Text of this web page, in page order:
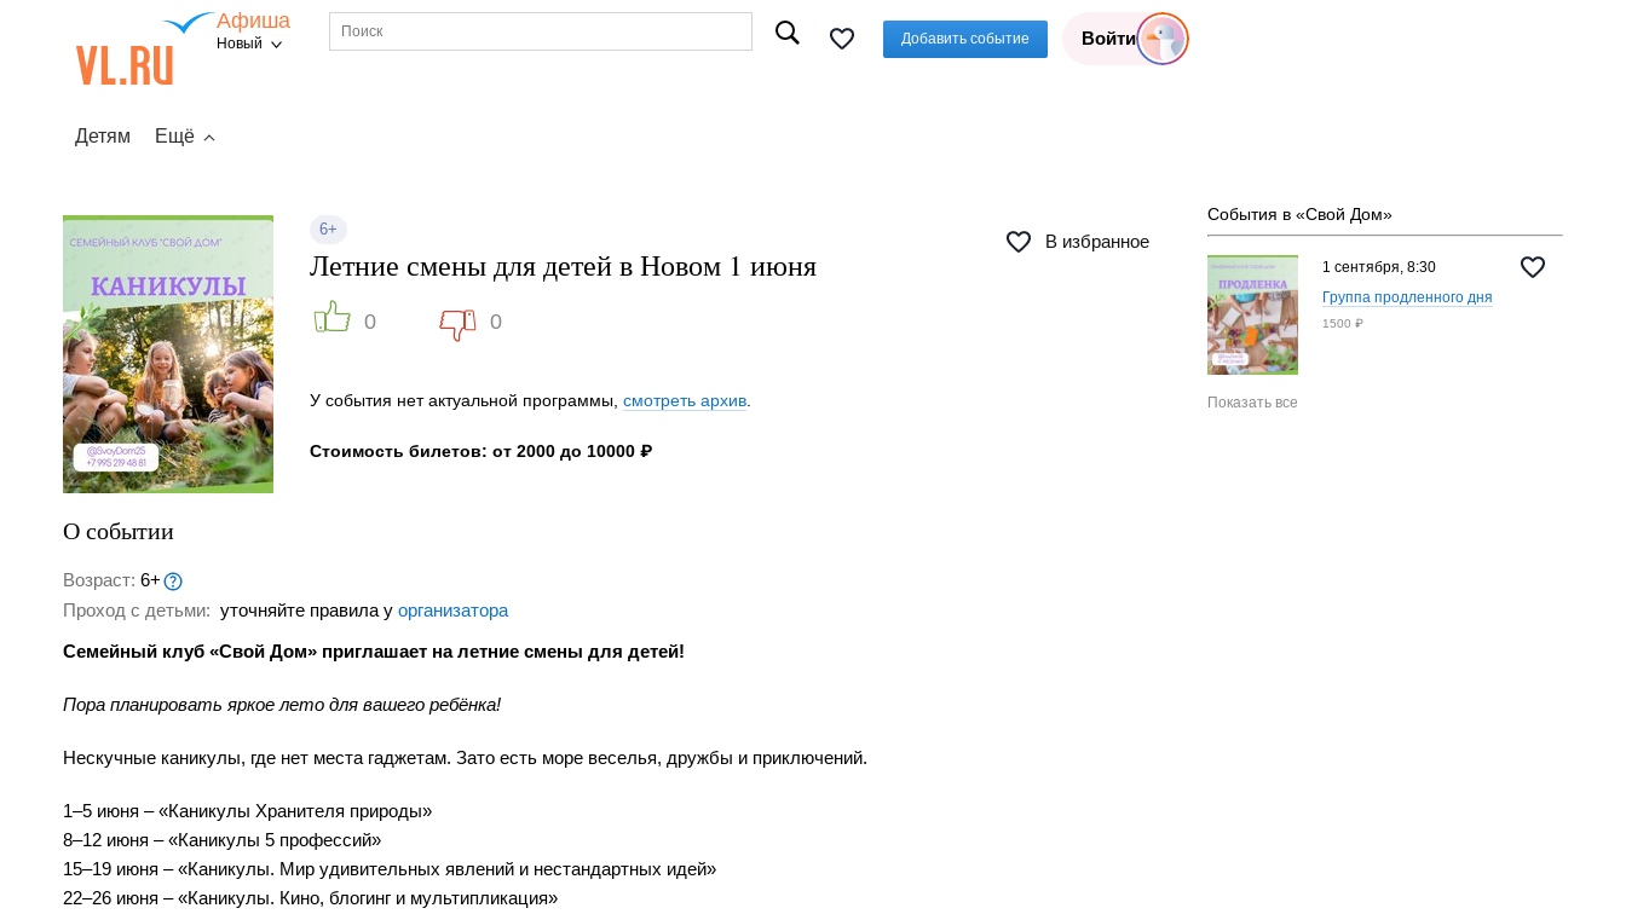
Афиша
Новый Добавить событие Войти
Детям Ещё
6+
В избранное
Летние смены для детей в Новом 1 июня
0 0
У события нет актуальной программы, смотреть архив
Стоимость билетов: от 2000 до 10000 ₽
О событии
Возраст: 6+
Проход с детьми: уточняйте правила у организатора
Семейный клуб «Свой Дом» приглашает на летние смены для детей!
Пора планировать яркое лето для вашего ребёнка!
Нескучные каникулы, где нет места гаджетам. Зато есть море веселья, дружбы и приключений.
1–5 июня – «Каникулы Хранителя природы»
8–12 июня – «Каникулы 5 профессий»
15–19 июня – «Каникулы. Мир удивительных явлений и нестандартных идей»
22–26 июня – «Каникулы. Кино, блогинг и мультипликация»
События в «Свой Дом»
1 сентября, 8:30
Группа продленного дня
1500 ₽
Показать все